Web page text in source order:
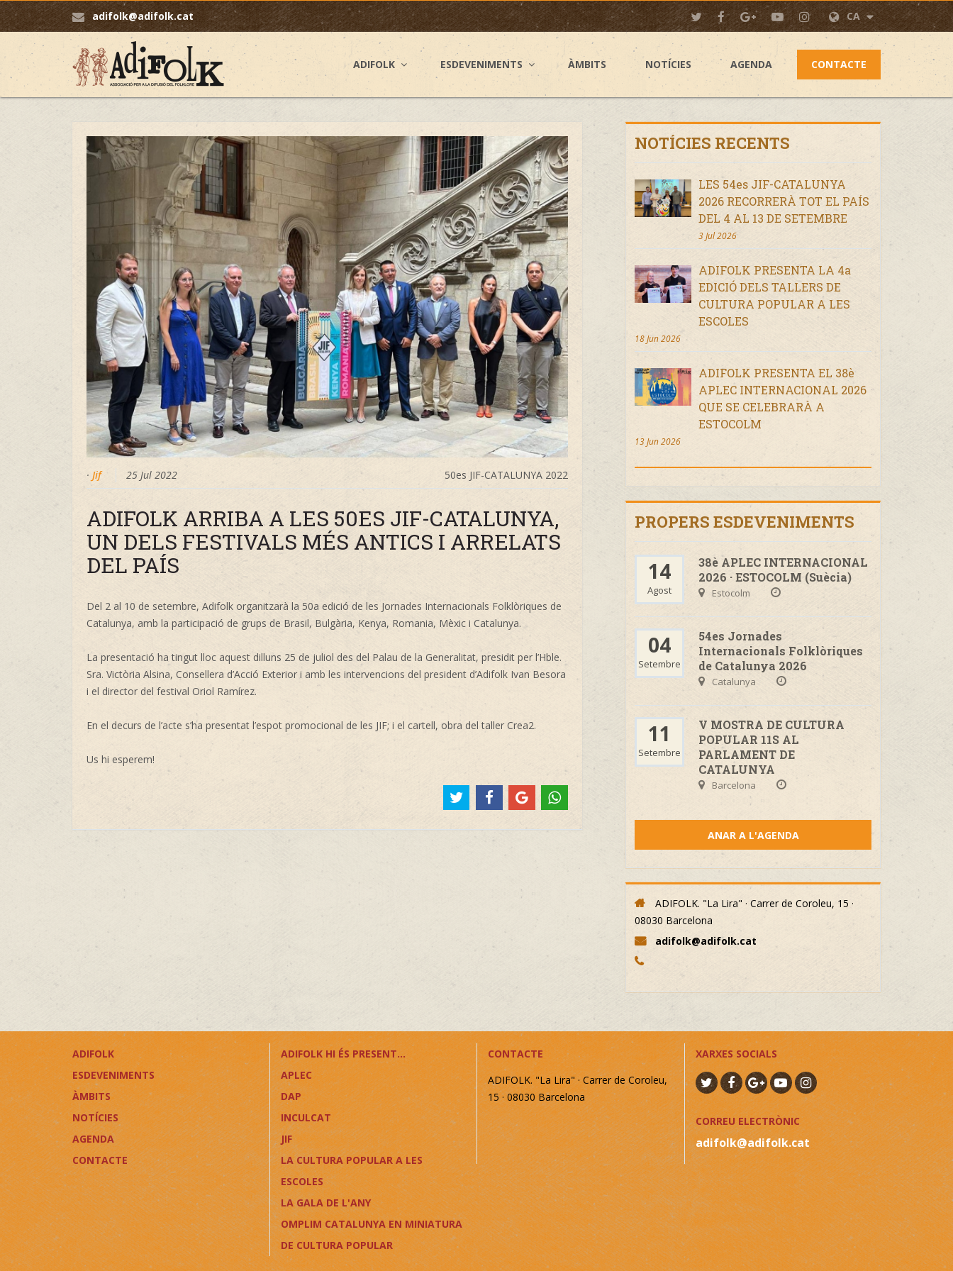
adifolk@adifolk.cat CA
ADIFOLK ESDEVENIMENTS ÀMBITS NOTÍCIES AGENDA CONTACTE
50es JIF-CATALUNYA 2022
· Jif 25 Jul 2022
ADIFOLK ARRIBA A LES 50ES JIF-CATALUNYA,
UN DELS FESTIVALS MÉS ANTICS I ARRELATS
DEL PAÍS
Del 2 al 10 de setembre, Adifolk organitzarà la 50a edició de les Jornades Internacionals Folklòriques de
Catalunya, amb la participació de grups de Brasil, Bulgària, Kenya, Romania, Mèxic i Catalunya.
La presentació ha tingut lloc aquest dilluns 25 de juliol des del Palau de la Generalitat, presidit per l’Hble.
Sra. Victòria Alsina, Consellera d’Acció Exterior i amb les intervencions del president d’Adifolk Ivan Besora
i el director del festival Oriol Ramírez.
En el decurs de l’acte s’ha presentat l’espot promocional de les JIF; i el cartell, obra del taller Crea2.
Us hi esperem!
NOTÍCIES RECENTS
LES 54es JIF-CATALUNYA
2026 RECORRERÀ TOT EL PAÍS
DEL 4 AL 13 DE SETEMBRE
3 Jul 2026
ADIFOLK PRESENTA LA 4a
EDICIÓ DELS TALLERS DE
CULTURA POPULAR A LES
ESCOLES
18 Jun 2026
ADIFOLK PRESENTA EL 38è
APLEC INTERNACIONAL 2026
QUE SE CELEBRARÀ A
ESTOCOLM
13 Jun 2026
PROPERS ESDEVENIMENTS
14
Agost
38è APLEC INTERNACIONAL
2026 · ESTOCOLM (Suècia)
Estocolm
04
Setembre
54es Jornades
Internacionals Folklòriques
de Catalunya 2026
Catalunya
11
Setembre
V MOSTRA DE CULTURA
POPULAR 11S AL
PARLAMENT DE
CATALUNYA
Barcelona
ANAR A L'AGENDA
ADIFOLK. "La Lira" · Carrer de Coroleu, 15 ·
08030 Barcelona
adifolk@adifolk.cat
ADIFOLK
ESDEVENIMENTS
ÀMBITS
NOTÍCIES
AGENDA
CONTACTE
ADIFOLK HI ÉS PRESENT...
APLEC
DAP
INCULCAT
JIF
LA CULTURA POPULAR A LES
ESCOLES
LA GALA DE L'ANY
OMPLIM CATALUNYA EN MINIATURA
DE CULTURA POPULAR
CONTACTE
ADIFOLK. "La Lira" · Carrer de Coroleu,
15 · 08030 Barcelona
XARXES SOCIALS
CORREU ELECTRÒNIC
adifolk@adifolk.cat